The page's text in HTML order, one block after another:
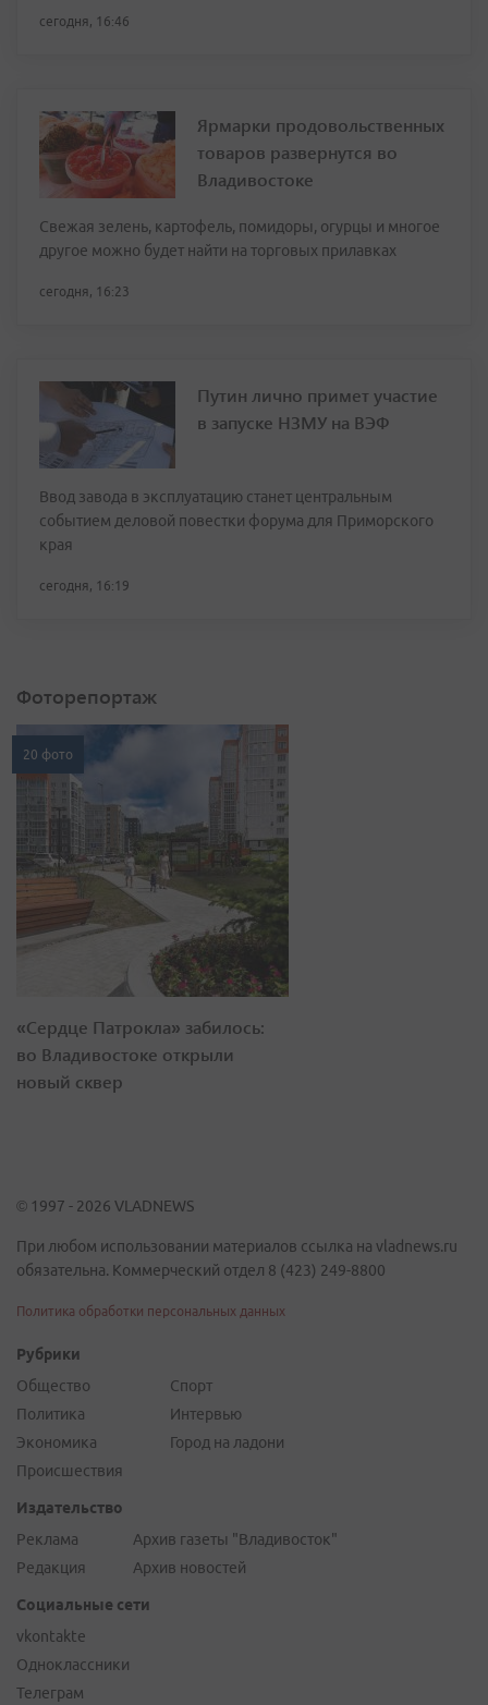
сегодня, 16:46
Ярмарки продовольственных
товаров развернутся во
Владивостоке
Свежая зелень, картофель, помидоры, огурцы и многое
другое можно будет найти на торговых прилавках
сегодня, 16:23
Путин лично примет участие
в запуске НЗМУ на ВЭФ
Ввод завода в эксплуатацию станет центральным
событием деловой повестки форума для Приморского
края
сегодня, 16:19
Фоторепортаж
20 фото
«Сердце Патрокла» забилось:
во Владивостоке открыли
новый сквер
© 1997 - 2026 VLADNEWS
При любом использовании материалов ссылка на vladnews.ru
обязательна. Коммерческий отдел 8 (423) 249-8800
Политика обработки персональных данных
Рубрики
Общество
Политика
Экономика
Происшествия
Спорт
Интервью
Город на ладони
Издательство
Реклама
Редакция
Архив газеты "Владивосток"
Архив новостей
Социальные сети
vkontakte
Одноклассники
Телеграм